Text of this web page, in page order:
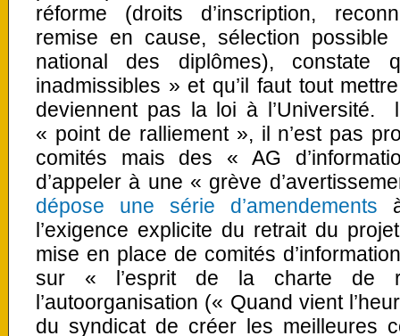
réforme (droits d’inscription,
remise en cause, sélection
national des diplômes),
inadmissibles » et qu’il faut tout
deviennent pas la loi à l’Université.
« point de ralliement », il n’est pas
comités mais des « AG
d’appeler à une « grève
dépose une série d’amendements
l’exigence explicite du retrait du
mise en place de comités
sur « l’esprit de la charte de
l’autoorganisation (« Quand vient
du syndicat de créer les meilleures